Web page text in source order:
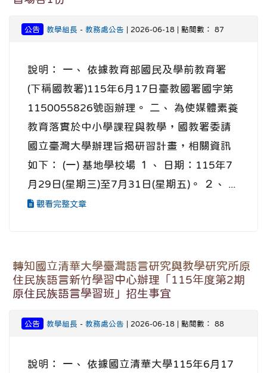
公告 教學組長 - 教務處公告 | 2026-06-18 | 點閱數： 87
說明： 一、 依據教育部國民及學前教育署
(下稱國教署)115年6月17日臺教國署國字第
1150055826號函辦理。 二、 為使媒體素養
教育落實於中小學課程與教學，國教署委請
國立臺灣大學辦理旨揭研習計畫，相關資訊
如下： (一) 基地學校場 １、 日期：115年7
月29日(星期三)至7月31日(星期五)。 ２、 ...
觀看完整文章
轉知國立清華大學臺灣語言研究與教學研究所原
住民族語言新竹學習中心辦理「115年度第2期
原住民族語言學習班」招生事宜
公告 教學組長 - 教務處公告 | 2026-06-18 | 點閱數： 88
說明： 一、 依據國立清華大學115年6月17